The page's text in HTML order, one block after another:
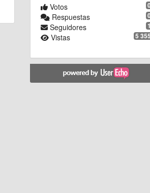
0
Votos
0
Respuestas
1
Seguidores
5 355
Vistas